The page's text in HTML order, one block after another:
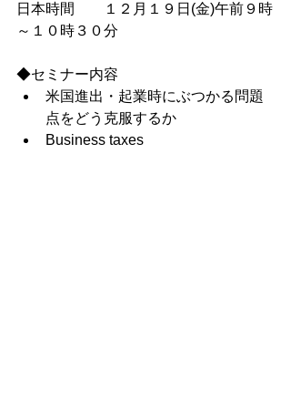
日本時間　　１２月１９日(金)午前９時
～１０時３０分
◆セミナー内容
米国進出・起業時にぶつかる問題
点をどう克服するか
Business taxes